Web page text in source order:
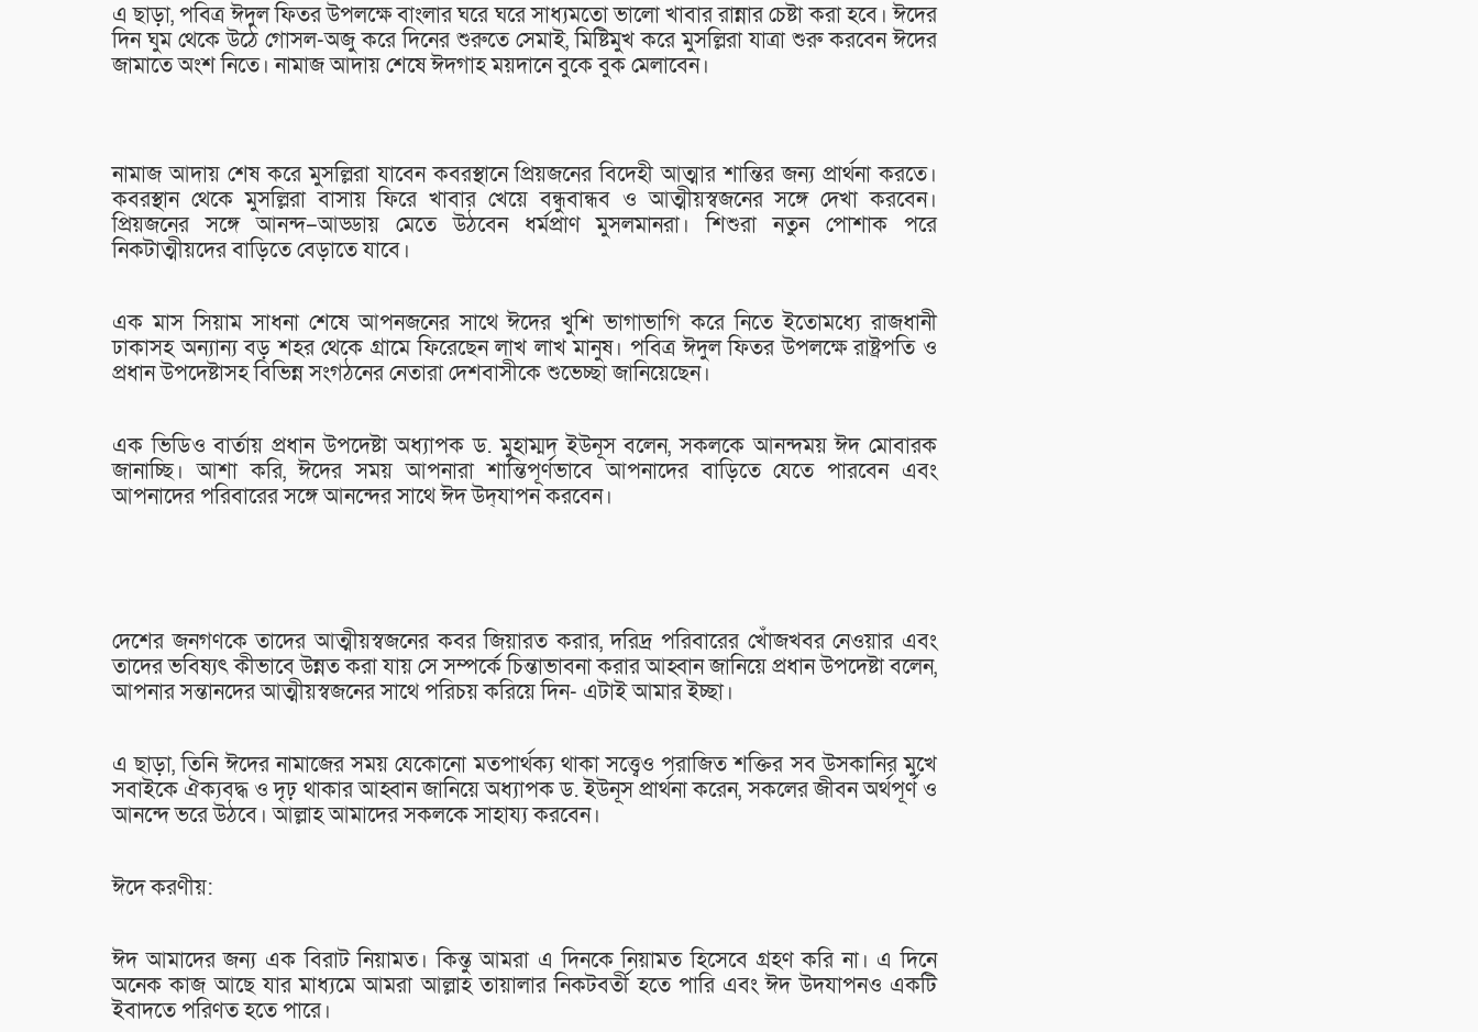
এ ছাড়া, পবিত্র ঈদুল ফিতর উপলক্ষে বাংলার ঘরে ঘরে সাধ্যমতো ভালো খাবার রান্নার চেষ্টা করা হবে। ঈদের
দিন ঘুম থেকে উঠে গোসল-অজু করে দিনের শুরুতে সেমাই, মিষ্টিমুখ করে মুসল্লিরা যাত্রা শুরু করবেন ঈদের
জামাতে অংশ নিতে। নামাজ আদায় শেষে ঈদগাহ ময়দানে বুকে বুক মেলাবেন।
নামাজ আদায় শেষ করে মুসল্লিরা যাবেন কবরস্থানে প্রিয়জনের বিদেহী আত্মার শান্তির জন্য প্রার্থনা করতে।
কবরস্থান থেকে মুসল্লিরা বাসায় ফিরে খাবার খেয়ে বন্ধুবান্ধব ও আত্মীয়স্বজনের সঙ্গে দেখা করবেন।
প্রিয়জনের সঙ্গে আনন্দ–আড্ডায় মেতে উঠবেন ধর্মপ্রাণ মুসলমানরা। শিশুরা নতুন পোশাক পরে
নিকটাত্মীয়দের বাড়িতে বেড়াতে যাবে।
এক মাস সিয়াম সাধনা শেষে আপনজনের সাথে ঈদের খুশি ভাগাভাগি করে নিতে ইতোমধ্যে রাজধানী
ঢাকাসহ অন্যান্য বড় শহর থেকে গ্রামে ফিরেছেন লাখ লাখ মানুষ। পবিত্র ঈদুল ফিতর উপলক্ষে রাষ্ট্রপতি ও
প্রধান উপদেষ্টাসহ বিভিন্ন সংগঠনের নেতারা দেশবাসীকে শুভেচ্ছা জানিয়েছেন।
এক ভিডিও বার্তায় প্রধান উপদেষ্টা অধ্যাপক ড. মুহাম্মদ ইউনূস বলেন, সকলকে আনন্দময় ঈদ মোবারক
জানাচ্ছি। আশা করি, ঈদের সময় আপনারা শান্তিপূর্ণভাবে আপনাদের বাড়িতে যেতে পারবেন এবং
আপনাদের পরিবারের সঙ্গে আনন্দের সাথে ঈদ উদ্‌যাপন করবেন।
দেশের জনগণকে তাদের আত্মীয়স্বজনের কবর জিয়ারত করার, দরিদ্র পরিবারের খোঁজখবর নেওয়ার এবং
তাদের ভবিষ্যৎ কীভাবে উন্নত করা যায় সে সম্পর্কে চিন্তাভাবনা করার আহ্বান জানিয়ে প্রধান উপদেষ্টা বলেন,
আপনার সন্তানদের আত্মীয়স্বজনের সাথে পরিচয় করিয়ে দিন- এটাই আমার ইচ্ছা।
এ ছাড়া, তিনি ঈদের নামাজের সময় যেকোনো মতপার্থক্য থাকা সত্ত্বেও পরাজিত শক্তির সব উসকানির মুখে
সবাইকে ঐক্যবদ্ধ ও দৃঢ় থাকার আহ্বান জানিয়ে অধ্যাপক ড. ইউনূস প্রার্থনা করেন, সকলের জীবন অর্থপূর্ণ ও
আনন্দে ভরে উঠবে। আল্লাহ আমাদের সকলকে সাহায্য করবেন।
ঈদে করণীয়:
ঈদ আমাদের জন্য এক বিরাট নিয়ামত। কিন্তু আমরা এ দিনকে নিয়ামত হিসেবে গ্রহণ করি না। এ দিনে
অনেক কাজ আছে যার মাধ্যমে আমরা আল্লাহ তায়ালার নিকটবর্তী হতে পারি এবং ঈদ উদযাপনও একটি
ইবাদতে পরিণত হতে পারে।